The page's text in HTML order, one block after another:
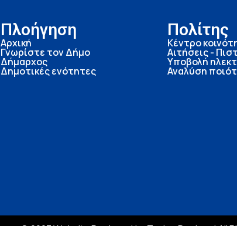
Πλοήγηση
Αρχική
Γνωρίστε τον Δήμο
Δήμαρχος
Δημοτικές ενότητες
Πολίτης
Κέντρο
Αιτήσεις -
Υποβολή
Αναλύση